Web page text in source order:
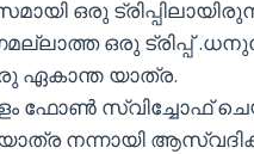
ഒരു
ഒരു ട്രിപ്പ്
ഏകാന്ത യാത്ര.
ഫോൺ സ്വിച്ചോഫ്
നന്നായി